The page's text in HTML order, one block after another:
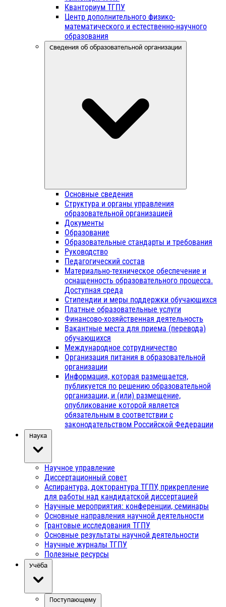
Кванториум ТГПУ
Центр дополнительного физико-
математического и естественно-научного
образования
Сведения об образовательной организации
Основные сведения
Структура и органы управления
образовательной организацией
Документы
Образование
Образовательные стандарты и требования
Руководство
Педагогический состав
Материально-техническое обеспечение и
оснащенность образовательного процесса.
Доступная среда
Стипендии и меры поддержки обучающихся
Платные образовательные услуги
Финансово-хозяйственная деятельность
Вакантные места для приема (перевода)
обучающихся
Международное сотрудничество
Организация питания в образовательной
организации
Информация, которая размещается,
публикуется по решению образовательной
организации, и (или) размещение,
опубликование которой является
обязательным в соответствии с
законодательством Российской Федерации
Наука
Научное управление
Диссертационный совет
Аспирантура, докторантура ТГПУ, прикрепление
для работы над кандидатской диссертацией
Научные мероприятия: конференции, семинары
Основные направления научной деятельности
Грантовые исследования ТГПУ
Основные результаты научной деятельности
Научные журналы ТГПУ
Полезные ресурсы
Учёба
Поступающему